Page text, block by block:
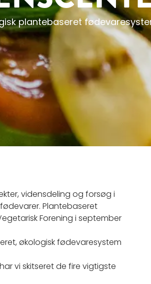
plantebaseret
vidensdeling og forsøg i
Plantebaseret
Forening i september
økologisk fødevaresystem
vi skitseret de fire vigtigste